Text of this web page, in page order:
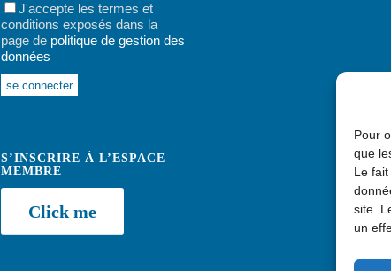
Pour
que
Le
site.
un
J'accepte les termes et
conditions exposés dans la
page de politique de gestion des
données
Alternative:
S’INSCRIRE À L’ESPACE
MEMBRE
Click me